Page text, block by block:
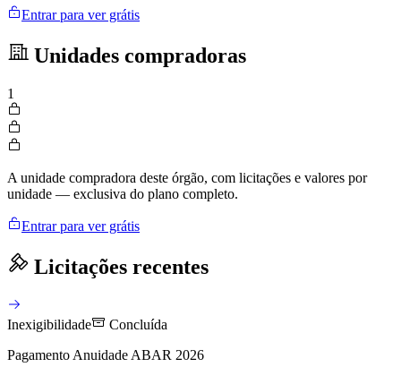
Entrar para ver grátis
Unidades compradoras
1
A unidade compradora deste órgão, com licitações e valores por
unidade — exclusiva do plano completo.
Entrar para ver grátis
Licitações recentes
Inexigibilidade
Concluída
Pagamento Anuidade ABAR 2026